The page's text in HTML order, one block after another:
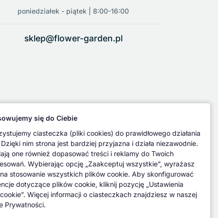
poniedziałek - piątek | 8:00-16:00
sklep@flower-garden.pl
się do Ciebie
ciasteczka (pliki cookies) do prawidłowego działania
nim strona jest bardziej przyjazna i działa niezawodnie.
one również dopasować treści i reklamy do Twoich
Wybierając opcję „Zaakceptuj wszystkie”, wyrażasz
stosowanie wszystkich plików cookie. Aby skonfigurować
dotyczące plików cookie, kliknij pozycję „Ustawienia
Więcej informacji o ciasteczkach znajdziesz w naszej
Prywatności.